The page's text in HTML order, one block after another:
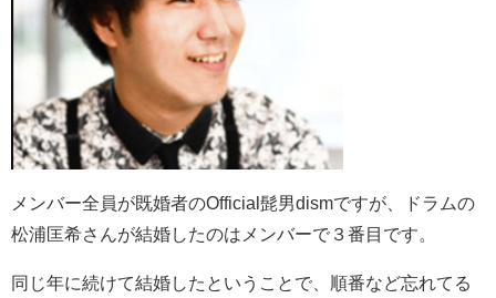
メンバー全員が既婚者のOfficial髭男dismですが、ドラムの
松浦匡希さんが結婚したのはメンバーで３番目です。
同じ年に続けて結婚したということで、順番など忘れてる